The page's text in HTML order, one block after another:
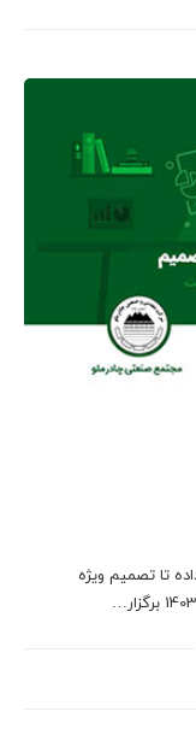
تا تصمیم ویژه